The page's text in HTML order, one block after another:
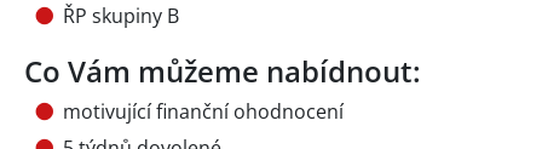
ŘP skupiny B
Co Vám můžeme nabídnout:
motivující finanční ohodnocení